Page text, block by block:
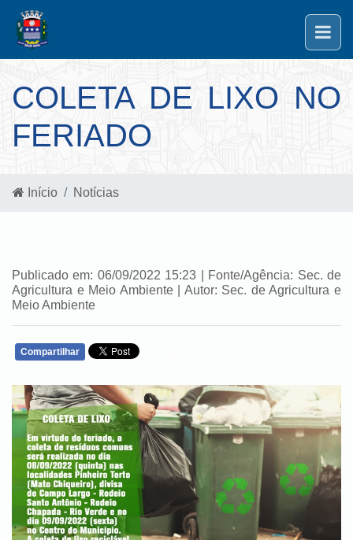
COLETA DE LIXO NO
FERIADO
Início Notícias
Publicado em: 06/09/2022 15:23 | Fonte/Agência: Sec. de
Agricultura e Meio Ambiente | Autor: Sec. de Agricultura e
Meio Ambiente
Compartilhar